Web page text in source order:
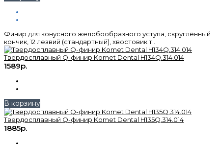
Финир для конусного желобообразного уступа, скруглённый
кончик, 12 лезвий (стандартный), хвостовик т..
Твердосплавный Q-финир Komet Dental H134Q.314.014
1589р.
В корзину
Твердосплавный Q-финир Komet Dental H135Q.314.014
1885р.